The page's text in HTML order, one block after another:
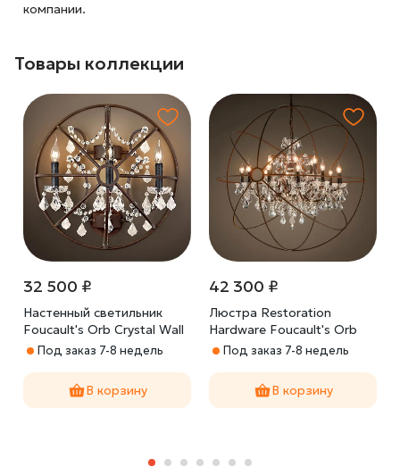
компании.
Товары коллекции
32 500 ₽
Настенный светильник
Foucault's Orb Crystal Wall
Под заказ 7-8 недель
В корзину
42 300 ₽
Люстра Restoration
Hardware Foucault's Orb
Crystal Chandelier
Под заказ 7-8 недель
В корзину